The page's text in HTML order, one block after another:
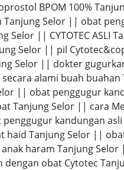
BPOM 100%
Tanjung Selor || obat
Selor || CYTOTEC ASLI
Selor || pil
Selor || dokter
secara alami buah
|| obat penggugur
Tanjung Selor || cara
kandungan
haid Tanjung Selor ||
haram Tanjung
dengan obat Cytotec